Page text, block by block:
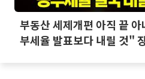
부동산 세제개편 아직 끝
부세율 발표보다 내릴 것"